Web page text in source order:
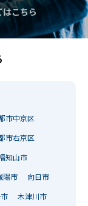
はこちら
市中京区
市右京区
知山市
陽市 向日市
木津川市